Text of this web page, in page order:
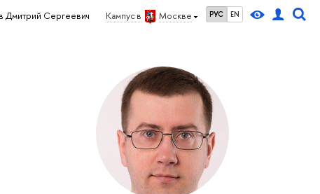
Кампус в Москве РУС EN
Дмитрий Сергеевич